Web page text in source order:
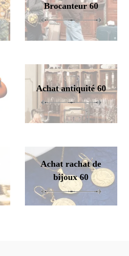
Brocanteur 60
Achat antiquité 60
Achat rachat de
bijoux 60